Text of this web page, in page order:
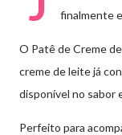
finalmente
O Patê de Creme
creme de leite já
disponível no sabor
Perfeito para